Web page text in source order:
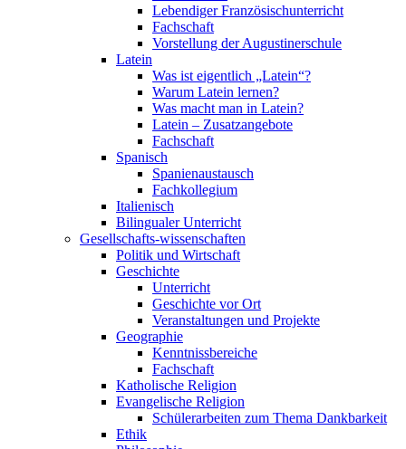
Lebendiger Französischunterricht
Fachschaft
Vorstellung der Augustinerschule
Latein
Was ist eigentlich „Latein“?
Warum Latein lernen?
Was macht man in Latein?
Latein – Zusatzangebote
Fachschaft
Spanisch
Spanienaustausch
Fachkollegium
Italienisch
Bilingualer Unterricht
Gesellschafts-wissenschaften
Politik und Wirtschaft
Geschichte
Unterricht
Geschichte vor Ort
Veranstaltungen und Projekte
Geographie
Kenntnissbereiche
Fachschaft
Katholische Religion
Evangelische Religion
Schülerarbeiten zum Thema Dankbarkeit
Ethik